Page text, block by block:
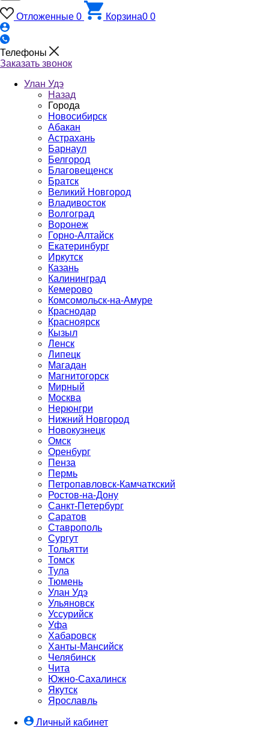
Отложенные 0 Корзина0 0
Телефоны
Заказать звонок
Улан Удэ
Назад
Города
Новосибирск
Абакан
Астрахань
Барнаул
Белгород
Благовещенск
Братск
Великий Новгород
Владивосток
Волгоград
Воронеж
Горно-Алтайск
Екатеринбург
Иркутск
Казань
Калининград
Кемерово
Комсомольск-на-Амуре
Краснодар
Красноярск
Кызыл
Ленск
Липецк
Магадан
Магнитогорск
Мирный
Москва
Нерюнгри
Нижний Новгород
Новокузнецк
Омск
Оренбург
Пенза
Пермь
Петропавловск-Камчаткский
Ростов-на-Дону
Санкт-Петербург
Саратов
Ставрополь
Сургут
Тольятти
Томск
Тула
Тюмень
Улан Удэ
Ульяновск
Уссурийск
Уфа
Хабаровск
Ханты-Мансийск
Челябинск
Чита
Южно-Cахалинск
Якутск
Ярославль
Личный кабинет